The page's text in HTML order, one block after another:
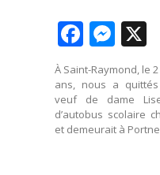
À Saint-Raymond, le
ans, nous a quittés
veuf de dame
d’autobus scolaire
et demeurait à